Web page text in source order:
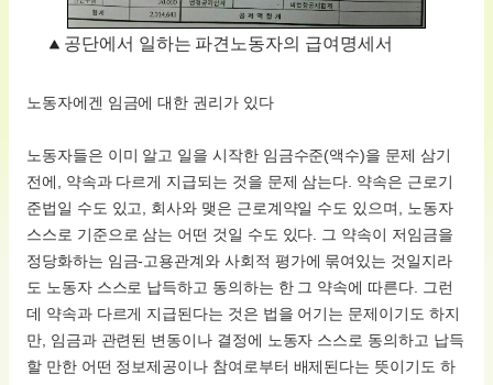
공단에서 일하는 파견노동자의 급여명세서
노동자에겐 임금에 대한 권리가 있다
노동자들은 이미 알고 일을 시작한 임금수준(액수)을 문제 삼기
전에, 약속과 다르게 지급되는 것을 문제 삼는다. 약속은 근로기
준법일 수도 있고, 회사와 맺은 근로계약일 수도 있으며, 노동자
스스로 기준으로 삼는 어떤 것일 수도 있다. 그 약속이 저임금을
정당화하는 임금-고용관계와 사회적 평가에 묶여있는 것일지라
도 노동자 스스로 납득하고 동의하는 한 그 약속에 따른다. 그런
데 약속과 다르게 지급된다는 것은 법을 어기는 문제이기도 하지
만, 임금과 관련된 변동이나 결정에 노동자 스스로 동의하고 납득
할 만한 어떤 정보제공이나 참여로부터 배제된다는 뜻이기도 하